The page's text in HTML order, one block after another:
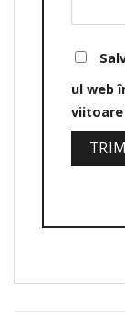
ul web
viitoare